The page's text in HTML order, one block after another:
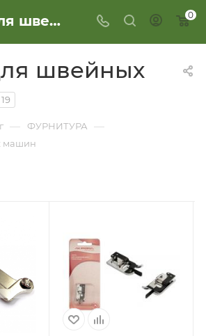
Лапки для швейных машин 0
швейных
19
— ФУРНИТУРА —
машин